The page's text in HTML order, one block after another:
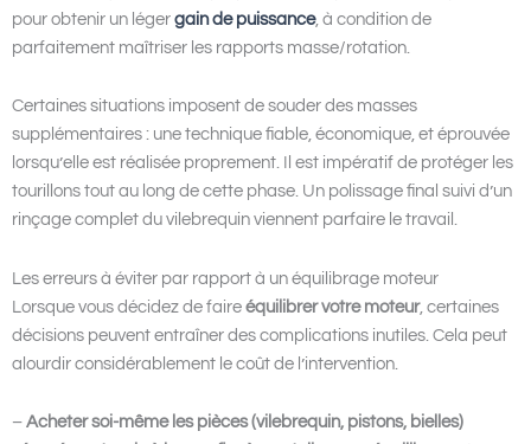
pour obtenir un léger gain de puissance, à condition de
parfaitement maîtriser les rapports masse/rotation.
Certaines situations imposent de souder des masses
supplémentaires : une technique fiable, économique, et éprouvée
lorsqu’elle est réalisée proprement. Il est impératif de protéger les
tourillons tout au long de cette phase. Un polissage final suivi d’un
rinçage complet du vilebrequin viennent parfaire le travail.
Les erreurs à éviter par rapport à un équilibrage moteur
Lorsque vous décidez de faire équilibrer votre moteur, certaines
décisions peuvent entraîner des complications inutiles. Cela peut
alourdir considérablement le coût de l’intervention.
– Acheter soi-même les pièces (vilebrequin, pistons, bielles)